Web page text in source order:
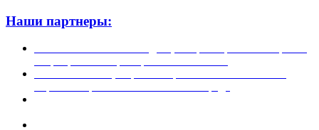
Наши партнеры: